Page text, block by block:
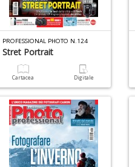
PROFESSIONAL PHOTO N.124
Stret Portrait
Cartacea Digitale